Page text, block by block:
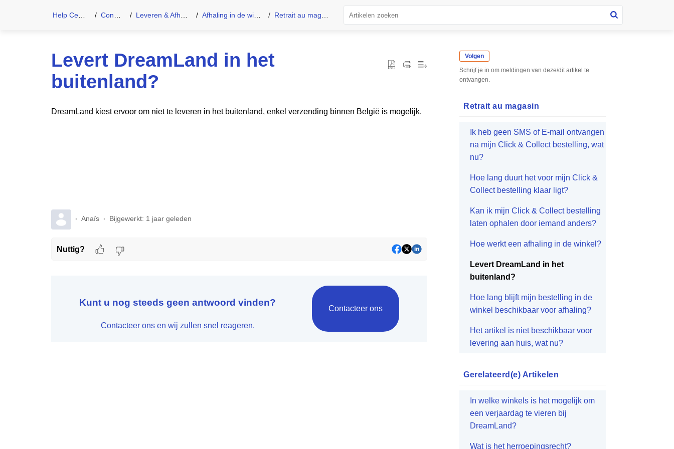
Contact Leveren & Afhalen Afhaling in de winkel Retrait au magasin
Levert DreamLand in het
buitenland?
DreamLand kiest ervoor om niet te leveren in het buitenland, enkel verzending binnen België is mogelijk.
Anaïs Bijgewerkt: 1 jaar geleden
Nuttig?
Kunt u nog steeds geen antwoord vinden?
Contacteer ons en wij zullen snel reageren.
Contacteer ons
Volgen
Schrijf je in om meldingen van deze/dit artikel te
ontvangen.
Retrait au magasin
Ik heb geen SMS of E-mail ontvangen
na mijn Click & Collect bestelling, wat
nu?
Hoe lang duurt het voor mijn Click &
Collect bestelling klaar ligt?
Kan ik mijn Click & Collect bestelling
laten ophalen door iemand anders?
Hoe werkt een afhaling in de winkel?
Levert DreamLand in het
buitenland?
Hoe lang blijft mijn bestelling in de
winkel beschikbaar voor afhaling?
Het artikel is niet beschikbaar voor
levering aan huis, wat nu?
Gerelateerd(e) Artikelen
In welke winkels is het mogelijk om
een verjaardag te vieren bij
DreamLand?
Wat is het herroepingsrecht?